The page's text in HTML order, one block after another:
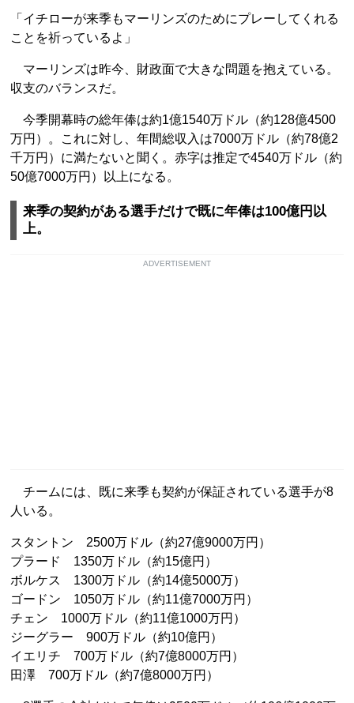
「イチローが来季もマーリンズのためにプレーしてくれる
ことを祈っているよ」
マーリンズは昨今、財政面で大きな問題を抱えている。
収支のバランスだ。
今季開幕時の総年俸は約1億1540万ドル（約128億4500
万円）。これに対し、年間総収入は7000万ドル（約78億2
千万円）に満たないと聞く。赤字は推定で4540万ドル（約
50億7000万円）以上になる。
来季の契約がある選手だけで既に年俸は100億円以
上。
ADVERTISEMENT
チームには、既に来季も契約が保証されている選手が8
人いる。
スタントン 2500万ドル（約27億9000万円）
プラード 1350万ドル（約15億円）
ボルケス 1300万ドル（約14億5000万）
ゴードン 1050万ドル（約11億7000万円）
チェン 1000万ドル（約11億1000万円）
ジーグラー 900万ドル（約10億円）
イエリチ 700万ドル（約7億8000万円）
田澤 700万ドル（約7億8000万円）